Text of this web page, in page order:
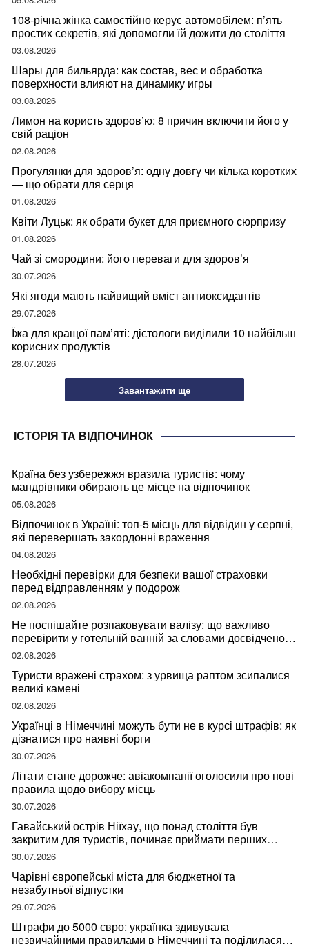
108-річна жінка самостійно керує автомобілем: п’ять
простих секретів, які допомогли їй дожити до століття
03.08.2026
Шары для бильярда: как состав, вес и обработка
поверхности влияют на динамику игры
03.08.2026
Лимон на користь здоров’ю: 8 причин включити його у
свій раціон
02.08.2026
Прогулянки для здоров’я: одну довгу чи кілька коротких
— що обрати для серця
01.08.2026
Квіти Луцьк: як обрати букет для приємного сюрпризу
01.08.2026
Чай зі смородини: його переваги для здоров’я
30.07.2026
Які ягоди мають найвищий вміст антиоксидантів
29.07.2026
Їжа для кращої пам’яті: дієтологи виділили 10 найбільш
корисних продуктів
28.07.2026
Завантажити ще
ІСТОРІЯ ТА ВІДПОЧИНОК
Країна без узбережжя вразила туристів: чому
мандрівники обирають це місце на відпочинок
05.08.2026
Відпочинок в Україні: топ-5 місць для відвідин у серпні,
які перевершать закордонні враження
04.08.2026
Необхідні перевірки для безпеки вашої страховки
перед відправленням у подорож
02.08.2026
Не поспішайте розпаковувати валізу: що важливо
перевірити у готельній ванній за словами досвідченої
мандрівниці
02.08.2026
Туристи вражені страхом: з урвища раптом зсипалися
великі камені
02.08.2026
Українці в Німеччині можуть бути не в курсі штрафів: як
дізнатися про наявні борги
30.07.2026
Літати стане дорожче: авіакомпанії оголосили про нові
правила щодо вибору місць
30.07.2026
Гавайський острів Ніїхау, що понад століття був
закритим для туристів, починає приймати перших
відвідувачів
30.07.2026
Чарівні європейські міста для бюджетної та
незабутньої відпустки
29.07.2026
Штрафи до 5000 євро: українка здивувала
незвичайними правилами в Німеччині та поділилася